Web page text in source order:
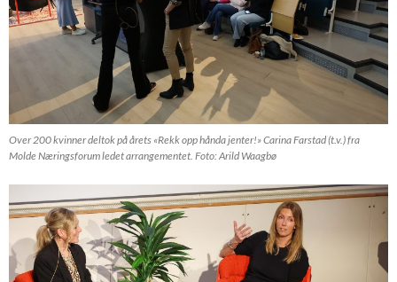
Over 200 kvinner deltok på årets «Rekk opp hånda jenter!» Carina Farstad (t.v.) fra
Molde Næringsforum ledet arrangementet. Foto: Arild Waagbø